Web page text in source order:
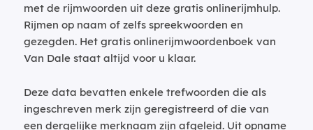
met de rijmwoorden uit deze gratis onlinerijmhulp.
Rijmen op naam of zelfs spreekwoorden en
gezegden. Het gratis onlinerijmwoordenboek van
Van Dale staat altijd voor u klaar.
Deze data bevatten enkele trefwoorden die als
ingeschreven merk zijn geregistreerd of die van
een dergelijke merknaam zijn afgeleid. Uit opname